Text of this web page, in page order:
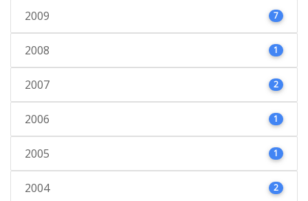
2009 7
2008 1
2007 2
2006 1
2005 1
2004 2